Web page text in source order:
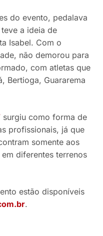
do evento, pedalava
a ideia de
Isabel. Com o
não demorou para
com atletas que
Bertioga, Guararema
surgiu como forma de
profissionais, já que
somente aos
diferentes terrenos
estão disponíveis
.